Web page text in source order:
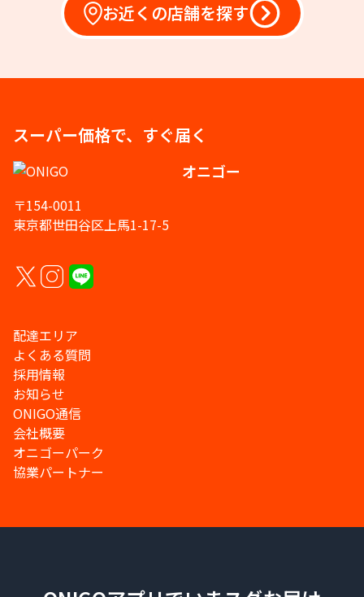
お近くの店舗を探す
スーパー価格で、すぐ届く
オニゴー
〒154-0011
東京都世田谷区上馬1-17-5
配達エリア
よくある質問
採用情報
お知らせ
ONIGO通信
会社概要
オニゴーパーク
協業パートナー